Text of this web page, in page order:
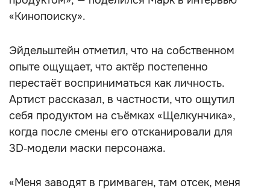
«Кинопоиску».
Эйдельштейн отметил, что на собственном
опыте ощущает, что актёр постепенно
перестаёт восприниматься как личность.
Артист рассказал, в частности, что ощутил
себя продуктом на съёмках «Щелкунчика»,
когда после смены его отсканировали для
3D‑модели маски персонажа.
«Меня заводят в гримваген, там отсек, меня